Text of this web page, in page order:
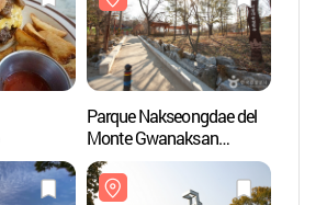
Parque Nakseongdae del
Monte Gwanaksan
(관악산 낙성대공원)